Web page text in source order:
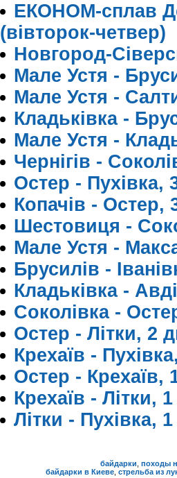
ЕКОНОМ-сплав
(вівторок-четвер)
Новгород-
Мале Устя -
Мале Устя -
Кладьківка -
Мале Устя -
Чернігів -
Остер - Пухівка,
Копачів - Остер,
Шестовиця -
Мале Устя -
Брусилів -
Кладьківка -
Соколівка -
Остер - Літки, 2
Крехаїв -
Остер - Крехаїв,
Крехаїв - Літки,
Літки - Пухівка,
байдарки походы
байдарки в Киеве, стрельба из